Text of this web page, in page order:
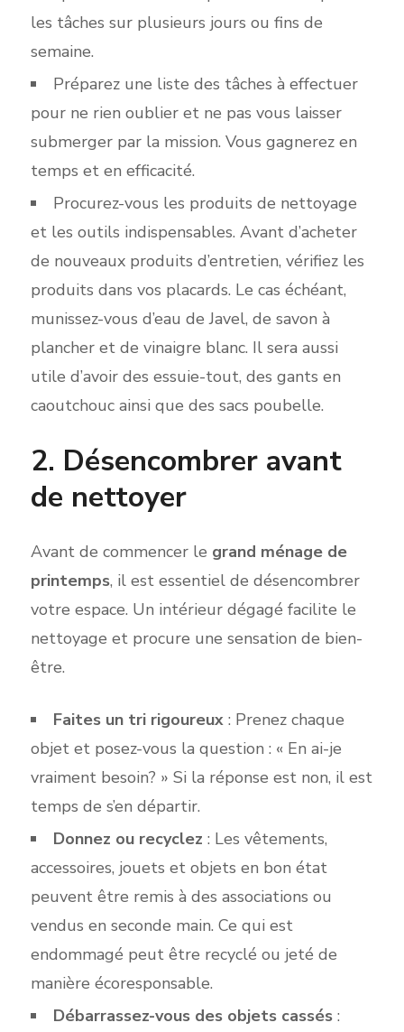
les tâches sur plusieurs jours ou fins de
semaine.
Préparez une liste des tâches à effectuer
pour ne rien oublier et ne pas vous laisser
submerger par la mission. Vous gagnerez en
temps et en efficacité.
Procurez-vous les produits de nettoyage
et les outils indispensables. Avant d’acheter
de nouveaux produits d’entretien, vérifiez les
produits dans vos placards. Le cas échéant,
munissez-vous d’eau de Javel, de savon à
plancher et de vinaigre blanc. Il sera aussi
utile d’avoir des essuie-tout, des gants en
caoutchouc ainsi que des sacs poubelle.
2. Désencombrer avant
de nettoyer
Avant de commencer le grand ménage de
printemps, il est essentiel de désencombrer
votre espace. Un intérieur dégagé facilite le
nettoyage et procure une sensation de bien-
être.
Faites un tri rigoureux: Prenez chaque
objet et posez-vous la question : « En ai-je
vraiment besoin? » Si la réponse est non, il est
temps de s’en départir.
Donnez ou recyclez : Les vêtements,
accessoires, jouets et objets en bon état
peuvent être remis à des associations ou
vendus en seconde main. Ce qui est
endommagé peut être recyclé ou jeté de
manière écoresponsable.
Débarrassez-vous des objets cassés: